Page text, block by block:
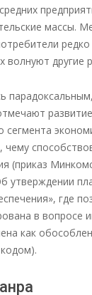
массы.
волнуют другие
сегмента
чему
(приказ
утверждении
где
в вопросе
как